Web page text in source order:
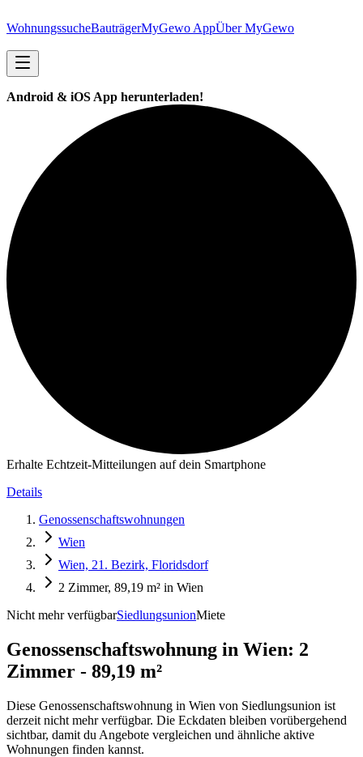
WohnungssucheBauträgerMyGewo AppÜber MyGewo
Android & iOS App herunterladen!
Erhalte Echtzeit-Mitteilungen auf dein Smartphone
Details
Genossenschaftswohnungen
Wien
Wien, 21. Bezirk, Floridsdorf
2 Zimmer, 89,19 m² in Wien
Nicht mehr verfügbarSiedlungsunionMiete
Genossenschaftswohnung in Wien: 2
Zimmer - 89,19 m²
Diese Genossenschaftswohnung in Wien von Siedlungsunion ist
derzeit nicht mehr verfügbar. Die Eckdaten bleiben vorübergehend
sichtbar, damit du Angebote vergleichen und ähnliche aktive
Wohnungen finden kannst.